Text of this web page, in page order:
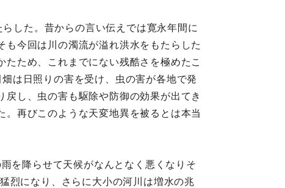
した。昔からの言い伝えでは寛永年間に
今回は川の濁流が溢れ洪水をもたらした
ため、これまでにない残酷さを極めたこ
は日照りの害を受け、虫の害が各地で発
し、虫の害も駆除や防御の効果が出てき
再びこのような天変地異を被るとは本当
を降らせて天候がなんとなく悪くなりそ
烈になり、さらに大小の河川は増水の兆